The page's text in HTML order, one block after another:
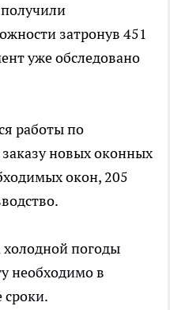
затронув 451
уже обследовано
работы по
новых оконных
окон, 205
погоды
необходимо в
сроки.